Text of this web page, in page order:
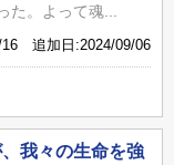
。よって魂...
16 追加日:2024/09/06
我々の生命を強